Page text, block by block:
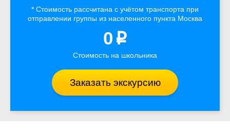
* Стоимость рассчитана с учётом транспорта при
отправлении группы из населенного пункта Москва
0 p
Стоимость на школьника
Заказать экскурсию